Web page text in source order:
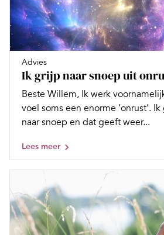
Advies
Ik grijp naar snoep uit
Beste Willem, Ik werk
voel soms een enorme ‘onrust’.
naar snoep en dat geeft weer...
Lees meer